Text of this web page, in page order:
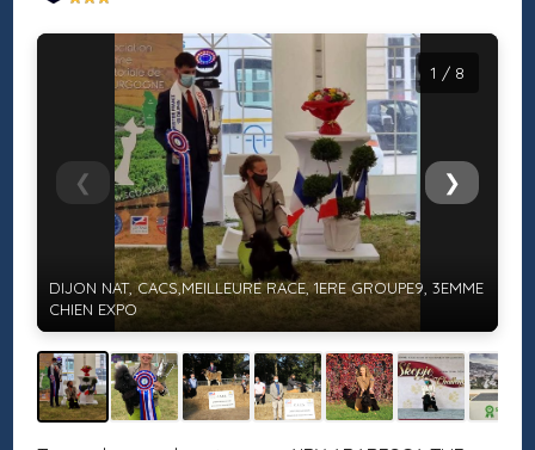
DIJON NAT, CACS,MEILLEURE RACE, 1ERE GROUPE9, 3EMME
CHIEN EXPO
❮ ❯
1 / 8